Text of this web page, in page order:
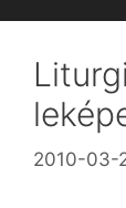
2010-03-